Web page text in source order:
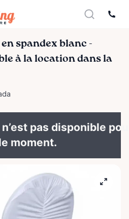
en spandex blanc -
à la location dans la
pas disponible
moment.